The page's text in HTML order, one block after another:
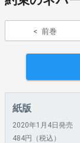
前巻
紙版
2020年1月4日発売
484円（税込）